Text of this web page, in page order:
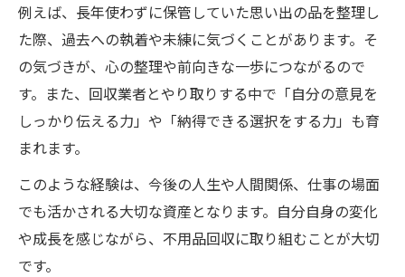
例えば、長年使わずに保管していた思い出の品を整理し
た際、過去への執着や未練に気づくことがあります。そ
の気づきが、心の整理や前向きな一歩につながるので
す。また、回収業者とやり取りする中で「自分の意見を
しっかり伝える力」や「納得できる選択をする力」も育
まれます。
このような経験は、今後の人生や人間関係、仕事の場面
でも活かされる大切な資産となります。自分自身の変化
や成長を感じながら、不用品回収に取り組むことが大切
です。